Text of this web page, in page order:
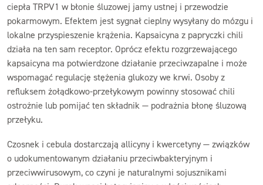
ciepła TRPV1 w błonie śluzowej jamy ustnej i przewodzie
pokarmowym. Efektem jest sygnał cieplny wysyłany do mózgu i
lokalne przyspieszenie krążenia. Kapsaicyna z papryczki chili
działa na ten sam receptor. Oprócz efektu rozgrzewającego
kapsaicyna ma potwierdzone działanie przeciwzapalne i może
wspomagać regulację stężenia glukozy we krwi. Osoby z
refluksem żołądkowo-przełykowym powinny stosować chili
ostrożnie lub pomijać ten składnik — podrażnia błonę śluzową
przełyku.
Czosnek i cebula dostarczają allicyny i kwercetyny — związków
o udokumentowanym działaniu przeciwbakteryjnym i
przeciwwirusowym, co czyni je naturalnymi sojusznikami